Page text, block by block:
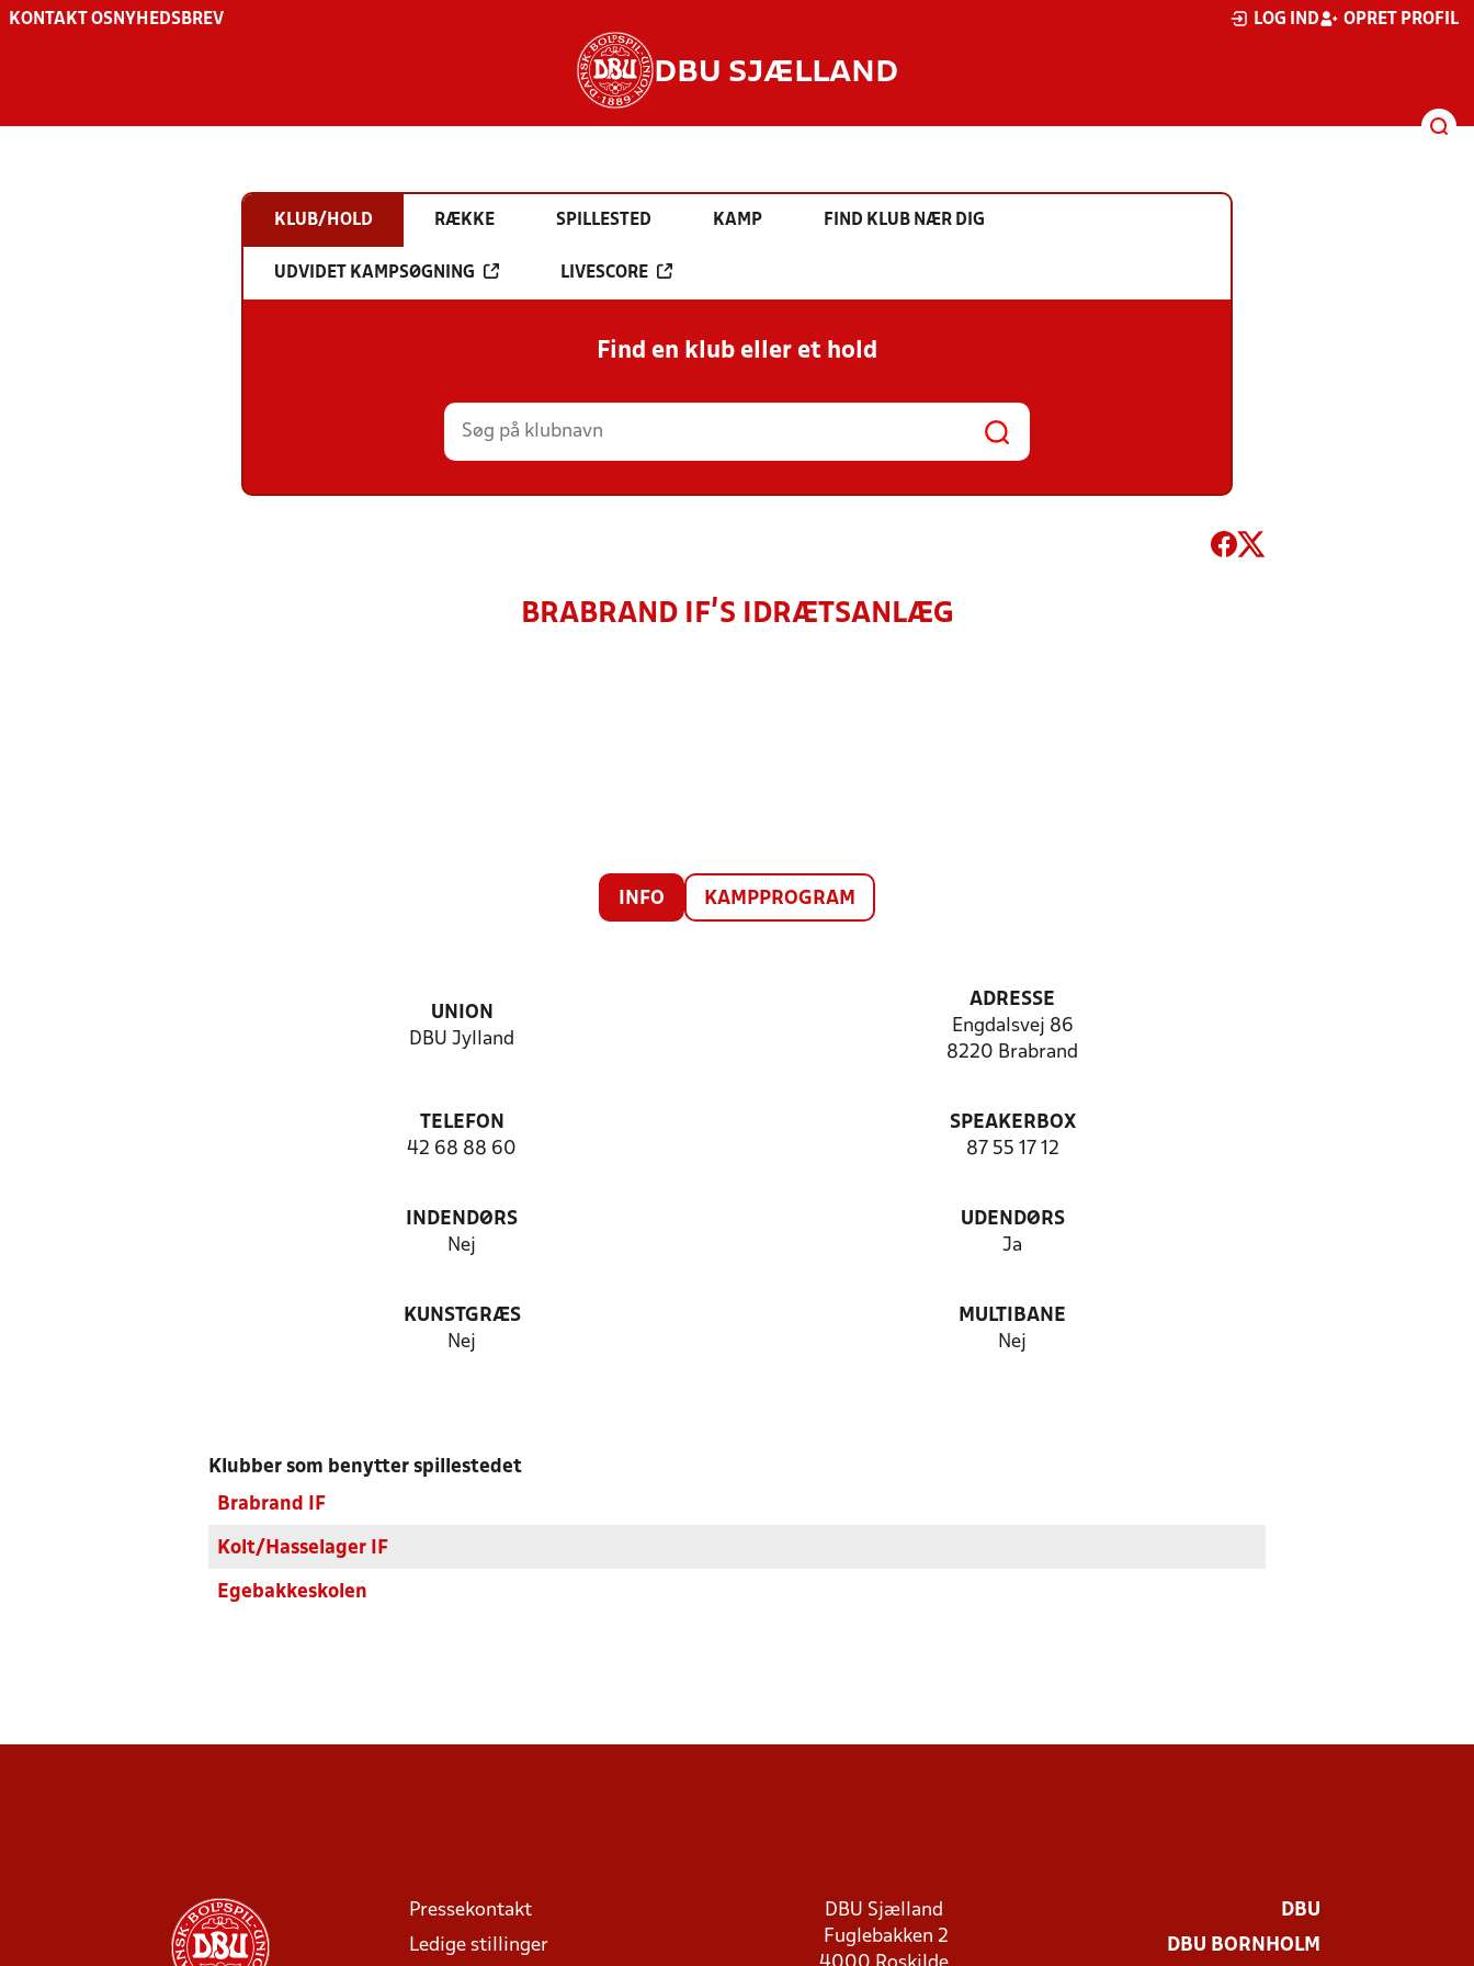
KONTAKT OS NYHEDSBREV LOG IND OPRET PROFIL
DBU SJÆLLAND
KLUB/HOLD RÆKKE SPILLESTED KAMP FIND KLUB NÆR DIG
UDVIDET KAMPSØGNING LIVESCORE
Find en klub eller et hold
BRABRAND IF'S IDRÆTSANLÆG
INFO KAMPPROGRAM
UNION
DBU Jylland
ADRESSE
Engdalsvej 86
8220 Brabrand
TELEFON
42 68 88 60
SPEAKERBOX
87 55 17 12
INDENDØRS
Nej
UDENDØRS
Ja
KUNSTGRÆS
Nej
MULTIBANE
Nej
Klubber som benytter spillestedet
Brabrand IF
Kolt/Hasselager IF
Egebakkeskolen
Pressekontakt
Ledige stillinger
DBU Sjælland
Fuglebakken 2
DBU
DBU BORNHOLM